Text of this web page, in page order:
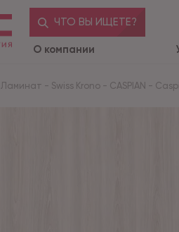
ЧТО ВЫ ИЩЕТЕ?
О компании
Ламинат - Swiss Krono - CASPIAN -